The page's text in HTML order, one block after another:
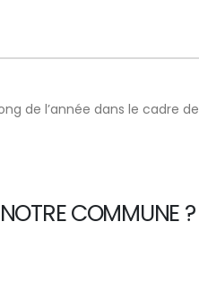
de l’année dans le cadre de
COMMUNE ?